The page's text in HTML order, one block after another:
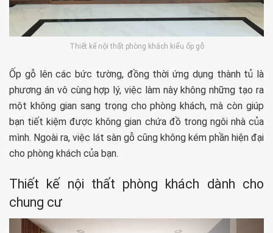
Thiết kế nội thất phòng khách kiểu ốp gỗ
Ốp gỗ lên các bức tường, đồng thời ứng dụng thành tủ là
phương án vô cùng hợp lý, việc làm này không những tạo ra
một không gian sang trọng cho phòng khách, mà còn giúp
bạn tiết kiệm được không gian chứa đồ trong ngôi nhà của
mình. Ngoài ra, việc lát sàn gỗ cũng không kém phần hiện đại
cho phòng khách của bạn.
Thiết kế nội thất phòng khách dành cho
chung cư